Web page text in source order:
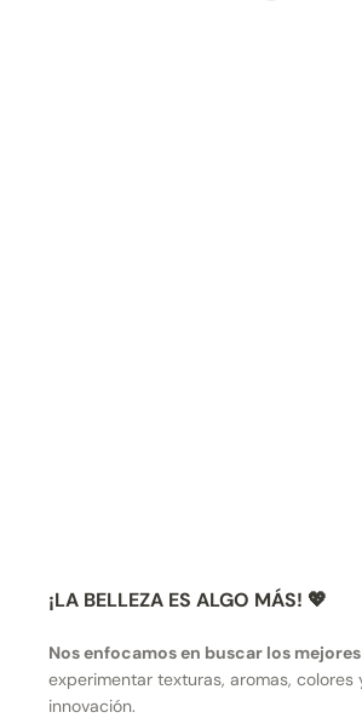
¡LA BELLEZA ES ALGO MÁS! 💖
Nos enfocamos en buscar los
experimentar texturas, aromas, colores
innovación.